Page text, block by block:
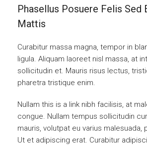
Phasellus Posuere Felis
Mattis
Curabitur massa magna, tempor in
ligula. Aliquam laoreet nisl massa, at
sollicitudin et. Mauris risus lectus,
pharetra tristique enim.
Nullam this is a link nibh facilisis, at
congue. Nullam tempus sollicitudin
mauris, volutpat eu varius malesuada,
Ut et adipiscing erat. Curabitur